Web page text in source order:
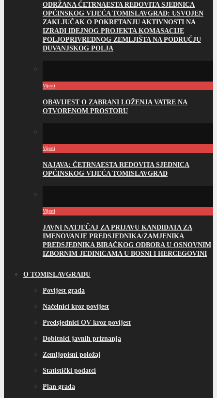
ODRŽANA ČETRNAESTA REDOVITA SJEDNICA
OPĆINSKOG VIJEĆA TOMISLAVGRAD: USVOJEN
ZAKLJUČAK O POKRETANJU AKTIVNOSTI NA
IZRADI IDEJNOG PROJEKTA KOMASACIJE
POLJOPRIVREDNOG ZEMLJIŠTA NA PODRUČJU
DUVANJSKOG POLJA
Vijesti
OBAVIJEST O ZABRANI LOŽENJA VATRE NA
OTVORENOM PROSTORU
Vijesti
NAJAVA: ČETRNAESTA REDOVITA SJEDNICA
OPĆINSKOG VIJEĆA TOMISLAVGRAD
Vijesti
JAVNI NATJEČAJ ZA PRIJAVU KANDIDATA ZA
IMENOVANJE PREDSJEDNIKA/ZAMJENIKA
PREDSJEDNIKA BIRAČKOG ODBORA U OSNOVNIM
IZBORNIM JEDINICAMA U BOSNI I HERCEGOVINI
O TOMISLAVGRADU
Povijest grada
Načelnici kroz povijest
Predsjednici OV kroz povijest
Dobitnici javnih priznanja
Zemljopisni položaj
Statistički podatci
Plan grada